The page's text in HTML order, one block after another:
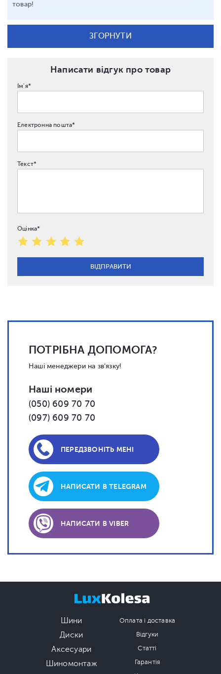
товар!
ЗГОРНУТИ
Написати відгук про товар
Ім'я*
Електронна пошта*
Текст*
Оцінка*
ПОТРІБНА ДОПОМОГА?
Наші менеджери на зв'язку!
Наші номери
(050) 609 70 70
(097) 609 70 70
ПЕРЕДЗВОНІТЬ МЕНІ
НАПИСАТИ В TELEGRAM
НАПИСАТИ В VIBER
Шини
Диски
Аксесуари
Шиномонтаж
Оплата і доставка
Відгуки
Статті
Гарантія